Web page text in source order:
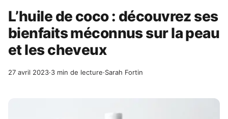
L’huile de coco : découvrez ses
bienfaits méconnus sur la peau
et les cheveux
27 avril 2023·3 min de lecture·Sarah Fortin